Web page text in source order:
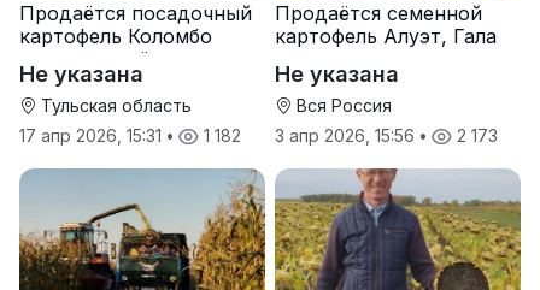
Продаётся посадочный
картофель Коломбо
оптом от трёх тонн
Не указана
Тульская область
17 апр 2026, 15:31 • 1 182
Продаётся семенной
картофель Алуэт, Гала
Не указана
Вся Россия
3 апр 2026, 15:56 • 2 173